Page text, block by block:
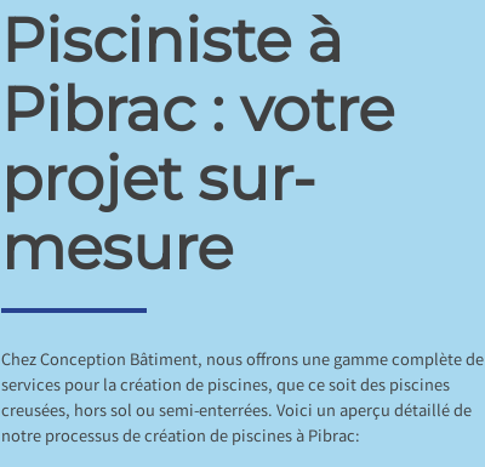
Pisciniste à
Pibrac : votre
projet sur-
mesure
Chez Conception Bâtiment, nous offrons une gamme complète de
services pour la création de piscines, que ce soit des piscines
creusées, hors sol ou semi-enterrées. Voici un aperçu détaillé de
notre processus de création de piscines à Pibrac: